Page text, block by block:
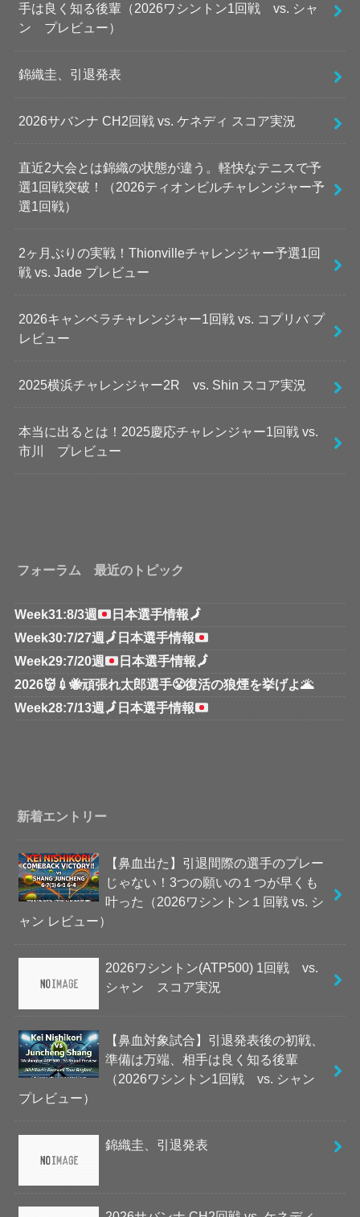
手は良く知る後輩（2026ワシントン1回戦 vs. シャ
ン プレビュー）
錦織圭、引退発表
2026サバンナ CH2回戦 vs. ケネディ スコア実況
直近2大会とは錦織の状態が違う。軽快なテニスで予
選1回戦突破！（2026ティオンビルチャレンジャー予
選1回戦）
2ヶ月ぶりの実戦！Thionvilleチャレンジャー予選1回
戦 vs. Jade プレビュー
2026キャンベラチャレンジャー1回戦 vs. コプリバ プ
レビュー
2025横浜チャレンジャー2R vs. Shin スコア実況
本当に出るとは！2025慶応チャレンジャー1回戦 vs.
市川 プレビュー
フォーラム 最近のトピック
Week31:8/3週 日本選手情報🗾
Week30:7/27週 🗾 日本選手情報
Week29:7/20週
日本選手情報🗾
2026👹💉🐝頑張れ太郎選手😤復活の狼煙を挙げよ🌋
Week28:7/13週 🗾 日本選手情報
新着エントリー
【鼻血出た】引退間際の選手のプレー
じゃない！3つの願いの１つが早くも
叶った（2026ワシントン１回戦 vs. シ
ャン レビュー）
2026ワシントン(ATP500) 1回戦 vs.
シャン スコア実況
【鼻血対象試合】引退発表後の初戦、
準備は万端、相手は良く知る後輩
（2026ワシントン1回戦 vs. シャン
プレビュー）
錦織圭、引退発表